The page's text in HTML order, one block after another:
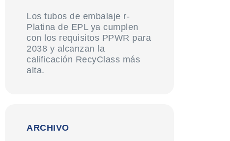
Los tubos de embalaje r-
Platina de EPL ya cumplen
con los requisitos PPWR para
2038 y alcanzan la
calificación RecyClass más
alta.
ARCHIVO